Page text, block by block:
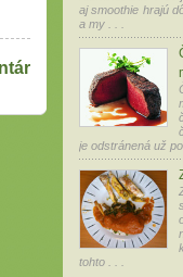
aj smoothie hrajú
a my . . .
je odstránená už
tohto . . .